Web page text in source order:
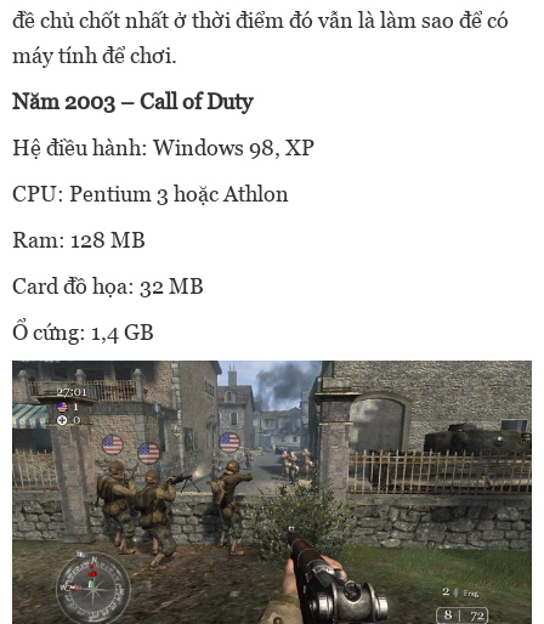
đề chủ chốt nhất ở thời điểm đó vẫn là làm sao để có
máy tính để chơi.
Năm 2003 – Call of Duty
Hệ điều hành: Windows 98, XP
CPU: Pentium 3 hoặc Athlon
Ram: 128 MB
Card đồ họa: 32 MB
Ổ cứng: 1,4 GB